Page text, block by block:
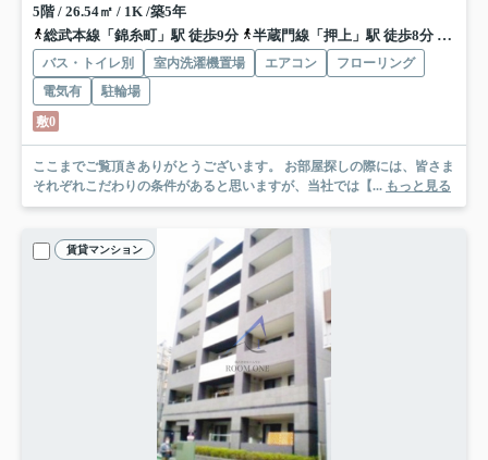
5階 / 26.54㎡ / 1K /築5年
総武本線「錦糸町」駅 徒歩9分
半蔵門線「押上」駅 徒歩8分 都営
バス・トイレ別 室内洗濯機置場 エアコン
フローリング
電気有
駐輪場
敷0
ここまでご覧頂きありがとうございます。 お部屋探しの際には、皆さま
それぞれこだわりの条件があると思いますが、当社では【... もっと見る
賃貸マンション